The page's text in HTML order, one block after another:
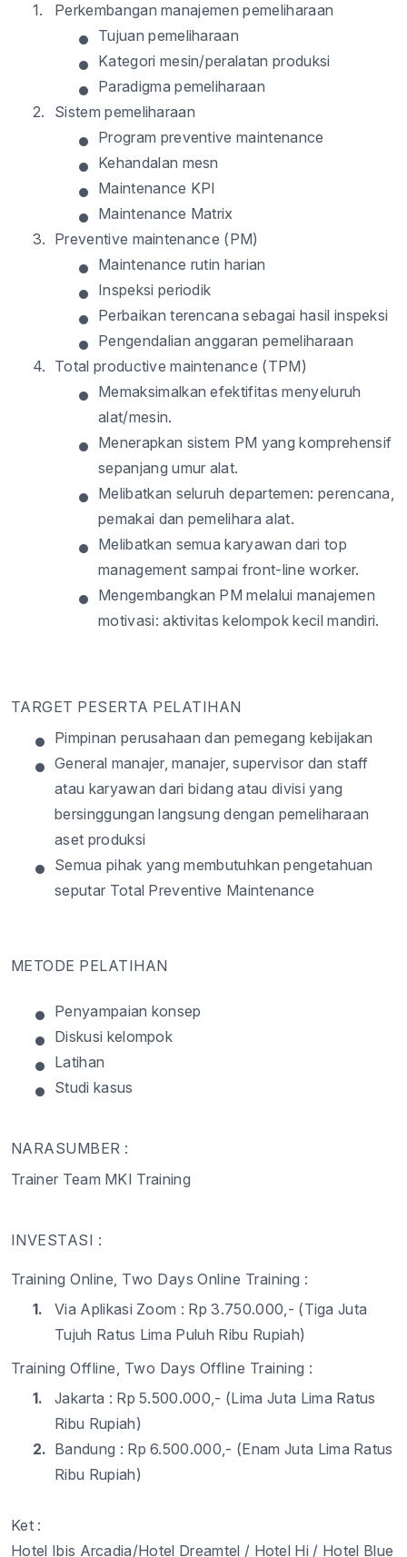
1.
Perkembangan manajemen pemeliharaan
• Tujuan pemeliharaan
• Kategori mesin/peralatan produksi
• Paradigma pemeliharaan
2.
Sistem pemeliharaan
• Program preventive maintenance
• Kehandalan mesn
• Maintenance KPI
• Maintenance Matrix
3. Preventive maintenance (PM)
• Maintenance rutin harian
• Inspeksi periodik
• Perbaikan terencana sebagai hasil inspeksi
• Pengendalian anggaran pemeliharaan
4. Total productive maintenance (TPM)
• Memaksimalkan efektifitas menyeluruh
alat/mesin.
• Menerapkan sistem PM yang komprehensif
sepanjang umur alat.
• Melibatkan seluruh departemen: perencana,
pemakai dan pemelihara alat.
• Melibatkan semua karyawan dari top
management sampai front-line worker.
• Mengembangkan PM melalui manajemen
motivasi: aktivitas kelompok kecil mandiri.
TARGET PESERTA PELATIHAN
• Pimpinan perusahaan dan pemegang kebijakan
• General manajer, manajer, supervisor dan staff
atau karyawan dari bidang atau divisi yang
bersinggungan langsung dengan pemeliharaan
aset produksi
• Semua pihak yang membutuhkan pengetahuan
seputar Total Preventive Maintenance
METODE PELATIHAN
• Penyampaian konsep
• Diskusi kelompok
• Latihan
• Studi kasus
NARASUMBER :
Trainer Team MKI Training
INVESTASI :
Training Online, Two Days Online Training :
1.
Via Aplikasi Zoom : Rp 3.750.000,- (Tiga Juta
Tujuh Ratus Lima Puluh Ribu Rupiah)
Training Offline, Two Days Offline Training :
1.
Jakarta : Rp 5.500.000,- (Lima Juta Lima Ratus
Ribu Rupiah)
2. Bandung : Rp 6.500.000,- (Enam Juta Lima Ratus
Ribu Rupiah)
Ket :
Hotel Ibis Arcadia/Hotel Dreamtel / Hotel Hi / Hotel Blue